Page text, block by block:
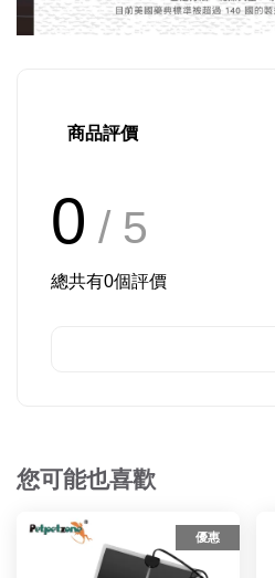
商品評價
0 / 5
總共有0個評價
您可能也喜歡
優惠